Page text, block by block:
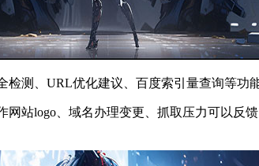
测、URL优化建议、百度索引量查询等功能
站logo、域名办理变更、抓取压力可以